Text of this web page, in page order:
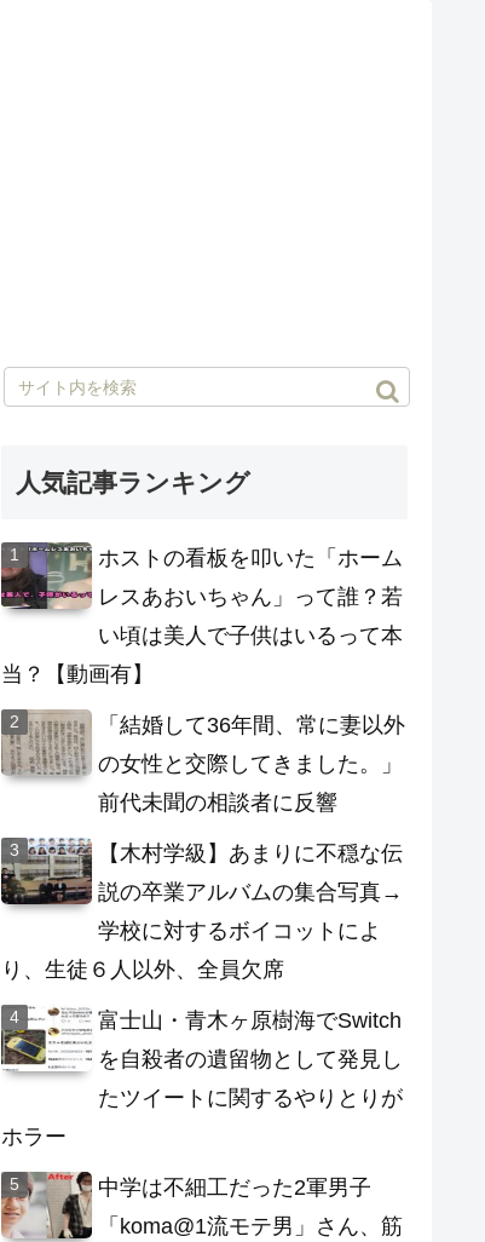
人気記事ランキング
ホストの看板を叩いた「ホーム
レスあおいちゃん」って誰？若
い頃は美人で子供はいるって本
当？【動画有】
「結婚して36年間、常に妻以外
の女性と交際してきました。」
前代未聞の相談者に反響
【木村学級】あまりに不穏な伝
説の卒業アルバムの集合写真→
学校に対するボイコットによ
り、生徒６人以外、全員欠席
富士山・青木ヶ原樹海でSwitch
を自殺者の遺留物として発見し
たツイートに関するやりとりが
ホラー
中学は不細工だった2軍男子
「koma@1流モテ男」さん、筋